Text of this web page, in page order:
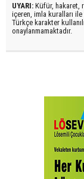
UYARI: Küfür, hakaret,
içeren, imla kuralları ile
Türkçe karakter
onaylanmamaktadır.